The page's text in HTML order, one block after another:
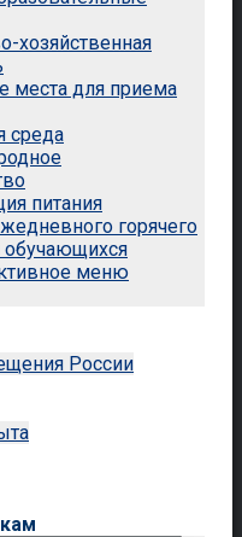
хозяйственная
места для приема
среда
питания
горячего
обучающихся
меню
России